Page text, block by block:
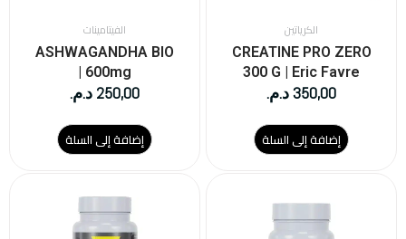
الكرياتين
CREATINE PRO ZERO
300 G | Eric Favre
350,00د.م.
إضافة إلى السلة
الفيتامينات
ASHWAGANDHA BIO
| 600mg
250,00 د.م.
إضافة إلى السلة